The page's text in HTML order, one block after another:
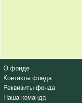
О фонде
Контакты фонда
Реквизиты фонда
Наша команда